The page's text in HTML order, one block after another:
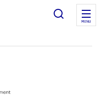
Ouvrir
MENU